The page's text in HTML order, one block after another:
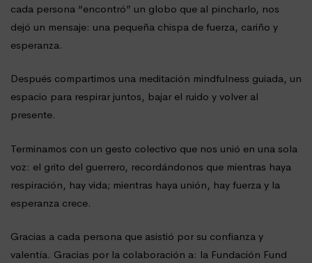
cada persona “encontró” un globo que al pincharlo, nos
dejó un mensaje: una pequeña chispa de fuerza, cariño y
esperanza.
Después compartimos una meditación mindfulness guiada, un
espacio para respirar juntos, bajar el ruido y volver al
presente.
Terminamos con un gesto colectivo que nos unió en una sola
voz: el grito del guerrero, recordándonos que mientras haya
respiración, hay vida; mientras haya unión, hay fuerza y la
esperanza crece.
Gracias a cada persona que asistió por su confianza y
valentía. Gracias por la colaboración a: la Fundación Fund